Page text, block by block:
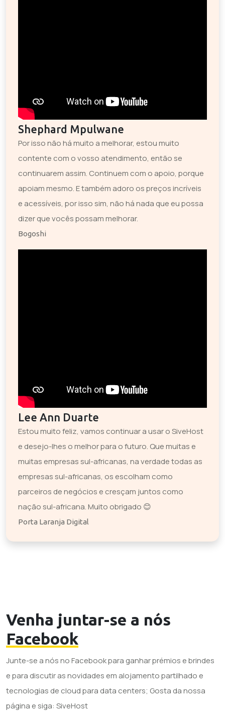
Shephard Mpulwane
Por isso não há muito a melhorar, estou muito
contente com o vosso atendimento, então se
continuarem assim. Continuem com o apoio, porque
apoiam mesmo. E também adoro os preços incríveis
e acessíveis, por isso sim, não há nada que eu possa
dizer que vocês possam melhorar.
Bogoshi
Lee Ann Duarte
Estou muito feliz, vamos continuar a usar o SiveHost
e desejo-lhes o melhor para o futuro. Que muitas e
muitas empresas sul-africanas, na verdade todas as
empresas sul-africanas, os escolham como
parceiros de negócios e cresçam juntos como
nação sul-africana. Muito obrigado 😊
Porta Laranja Digital
Venha juntar-se a nós
Facebook
Junte-se a nós no Facebook para ganhar prémios e brindes
e para discutir as novidades em alojamento partilhado e
tecnologias de cloud para data centers; Gosta da nossa
página e siga: SiveHost